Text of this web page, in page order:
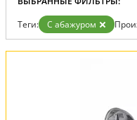
Теги: С абажуром
Вид:
Люстры Бра